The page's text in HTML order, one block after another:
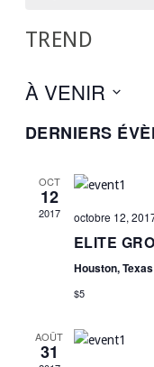
TREND
À VENIR
date.
DERNIERS
OCT
12
2017 octobre 12,
ELITE
Houston, Texas
$5
AOÛT
31